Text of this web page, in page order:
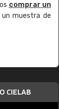
comprar un
muestra de
CIELAB
No es fácil
se busca"